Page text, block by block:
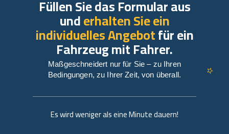
Es wird weniger als eine Minute dauern!
Füllen Sie das Formular aus
underhalten Sie ein
individuelles Angebotfür ein
Fahrzeug mit Fahrer.
Maßgeschneidert nur für Sie – zu Ihren
Bedingungen, zu Ihrer Zeit, von überall.